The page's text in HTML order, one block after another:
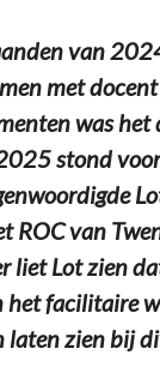
van
met
was het
stond
ROC van
liet Lot zien
facilitaire
zien bij